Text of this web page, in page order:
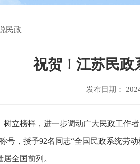
民政
祝贺！江苏民政
发布日期：
树立榜样，进一步调动广大民政工作
号，授予92名同志“全国民政系统劳
全国前列。